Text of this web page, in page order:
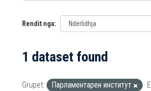
Rendit nga
1 dataset found
Grupet: Парламентарен институт